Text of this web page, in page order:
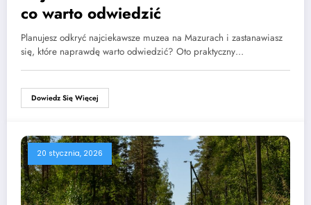
co warto odwiedzić
Planujesz odkryć najciekawsze muzea na Mazurach i zastanawiasz
się, które naprawdę warto odwiedzić? Oto praktyczny…
Dowiedz Się Więcej
20 stycznia, 2026